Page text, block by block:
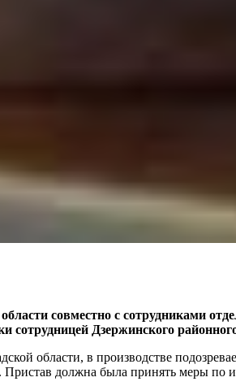
совместно с сотрудниками
Дзержинского
области, в производстве
должна была принять меры по